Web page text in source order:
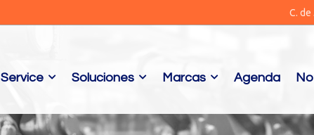
C.
Service Soluciones Marcas Agenda